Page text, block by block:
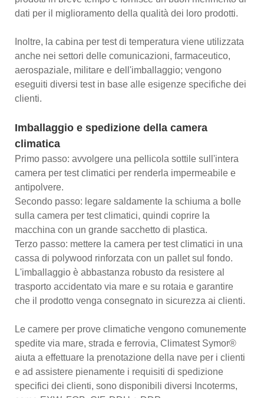
dati per il miglioramento della qualità dei loro prodotti.
Inoltre, la cabina per test di temperatura viene utilizzata
anche nei settori delle comunicazioni, farmaceutico,
aerospaziale, militare e dell'imballaggio; vengono
eseguiti diversi test in base alle esigenze specifiche dei
clienti.
Imballaggio e spedizione della camera
climatica
Primo passo: avvolgere una pellicola sottile sull'intera
camera per test climatici per renderla impermeabile e
antipolvere.
Secondo passo: legare saldamente la schiuma a bolle
sulla camera per test climatici, quindi coprire la
macchina con un grande sacchetto di plastica.
Terzo passo: mettere la camera per test climatici in una
cassa di polywood rinforzata con un pallet sul fondo.
L'imballaggio è abbastanza robusto da resistere al
trasporto accidentato via mare e su rotaia e garantire
che il prodotto venga consegnato in sicurezza ai clienti.
Le camere per prove climatiche vengono comunemente
spedite via mare, strada e ferrovia, Climatest Symor®
aiuta a effettuare la prenotazione della nave per i clienti
e ad assistere pienamente i requisiti di spedizione
specifici dei clienti, sono disponibili diversi Incoterms,